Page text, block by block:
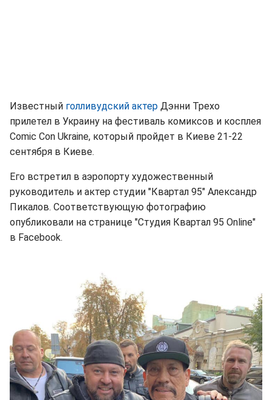
Известный голливудский актер Дэнни Трехо
прилетел в Украину на фестиваль комиксов и косплея
Comic Con Ukraine, который пройдет в Киеве 21-22
сентября в Киеве.
Его встретил в аэропорту художественный
руководитель и актер студии "Квартал 95" Александр
Пикалов. Соответствующую фотографию
опубликовали на странице "Студия Квартал 95 Online"
в Facebook.